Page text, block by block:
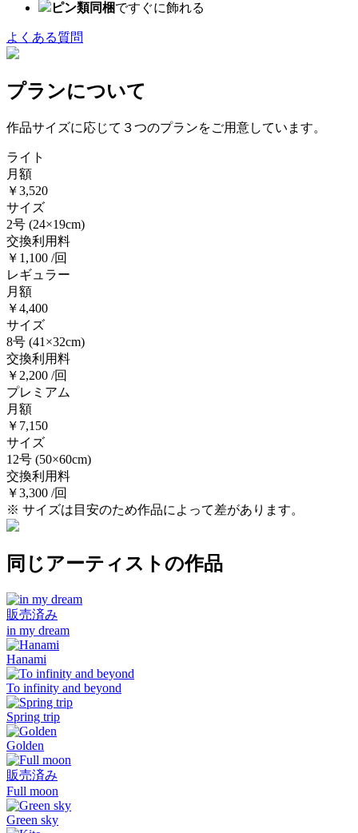
ピン類同梱ですぐに飾れる
よくある質問
プランについて
作品サイズに応じて３つのプランをご用意しています。
ライト
月額
￥3,520
サイズ
2号 (24×19cm)
交換利用料
￥1,100 /回
レギュラー
月額
￥4,400
サイズ
8号 (41×32cm)
交換利用料
￥2,200 /回
プレミアム
月額
￥7,150
サイズ
12号 (50×60cm)
交換利用料
￥3,300 /回
※ サイズは目安のため作品によって差があります。
同じアーティストの作品
販売済み
in my dream
Hanami
To infinity and beyond
Spring trip
Golden
販売済み
Full moon
Green sky